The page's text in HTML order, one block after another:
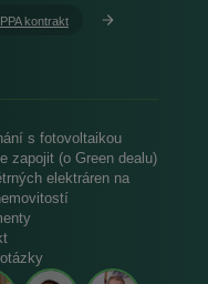
PPA kontrakt
s fotovoltaikou
zapojit (o Green dealu)
elektráren na